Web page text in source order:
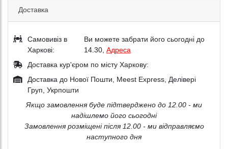
Доставка
Самовивіз в
Харкові:
Ви можете забрати його сьогодні до
14.30, Адреса
Доставка кур'єром по місту Харкову:
Доставка до Нової Пошти, Meest Express, Делівері
Груп, Укрпошти
Якщо замовлення буде підтверджено до 12.00 - ми
надішлемо його сьогодні
Замовлення розміщені після 12.00 - ми відправляємо
наступного дня